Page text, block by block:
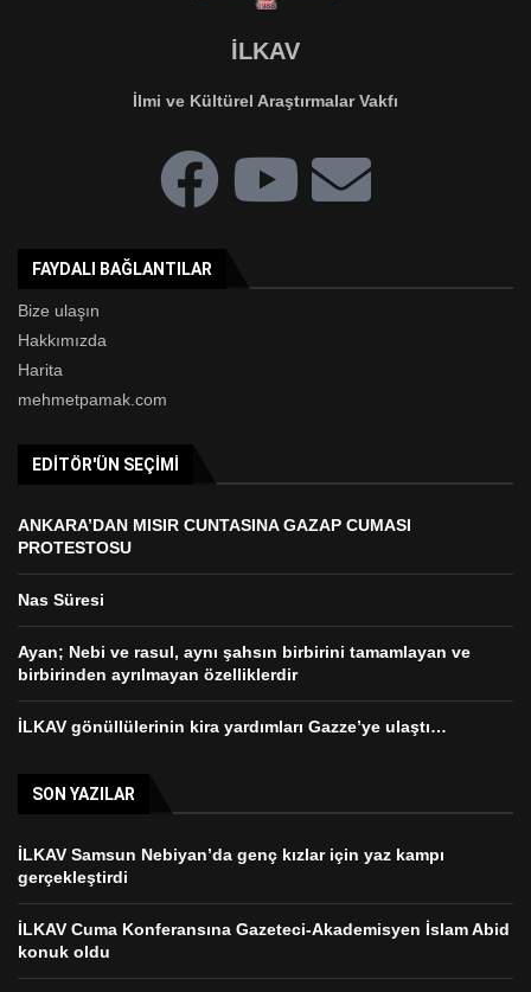
İLKAV
İlmi ve Kültürel Araştırmalar Vakfı
FAYDALI BAĞLANTILAR
Bize ulaşın
Hakkımızda
Harita
mehmetpamak.com
EDITÖR'ÜN SEÇIMI
ANKARA’DAN MISIR CUNTASINA GAZAP CUMASI
PROTESTOSU
Nas Süresi
Ayan; Nebi ve rasul, aynı şahsın birbirini tamamlayan ve
birbirinden ayrılmayan özelliklerdir
İLKAV gönüllülerinin kira yardımları Gazze’ye ulaştı…
SON YAZILAR
İLKAV Samsun Nebiyan’da genç kızlar için yaz kampı
gerçekleştirdi
İLKAV Cuma Konferansına Gazeteci-Akademisyen İslam Abid
konuk oldu